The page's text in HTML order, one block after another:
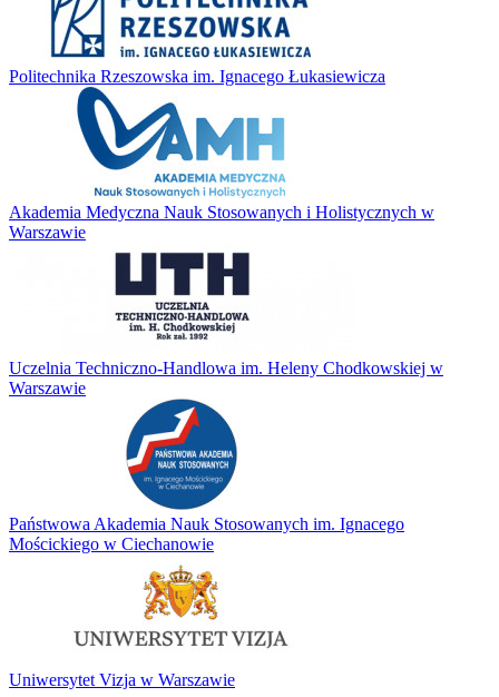
Politechnika Rzeszowska im. Ignacego Łukasiewicza
Akademia Medyczna Nauk Stosowanych i Holistycznych w
Warszawie
Uczelnia Techniczno-Handlowa im. Heleny Chodkowskiej w
Warszawie
Państwowa Akademia Nauk Stosowanych im. Ignacego
Mościckiego w Ciechanowie
Uniwersytet Vizja w Warszawie